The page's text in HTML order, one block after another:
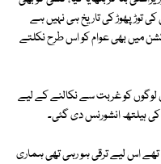
توڑ پھوڑ کی تاریخ ہی نہیں ہے
کیا گیا جبکہ 2018کے الیکشن میں بھی عوام کو اس طرح نکلتے
لوگوں کو غربت سے نکالنے کے لیے
اس لیے ترقی ہو رہی تھی ہماری